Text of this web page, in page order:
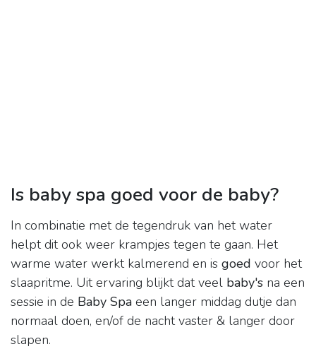
Is baby spa goed voor de baby?
In combinatie met de tegendruk van het water
helpt dit ook weer krampjes tegen te gaan. Het
warme water werkt kalmerend en is goed voor het
slaapritme. Uit ervaring blijkt dat veel baby's na een
sessie in de Baby Spa een langer middag dutje dan
normaal doen, en/of de nacht vaster & langer door
slapen.